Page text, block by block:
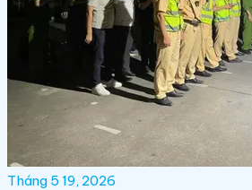
Tháng 5 19, 2026